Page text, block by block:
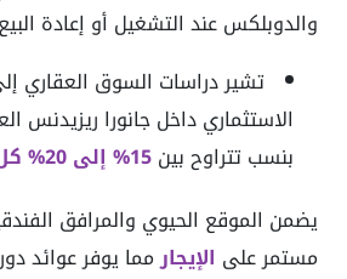
والدوبلكس عند التشغيل أو إعادة
تشير دراسات السوق العقاري
الاستثماري داخل جانورا ريزيدنس
بنسب تتراوح بين
يضمن الموقع الحيوي والمرافق
مستمر على الإيجارمما يوفر عوائد